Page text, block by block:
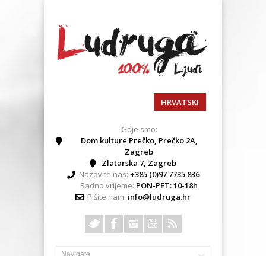
HRVATSKI
Gdje smo:
Dom kulture Prečko, Prečko 2A,
Zagreb
Zlatarska 7, Zagreb
Nazovite nas: +385 (0)97 7735 836
Radno vrijeme: PON-PET: 10-18h
Pišite nam: info@ludruga.hr